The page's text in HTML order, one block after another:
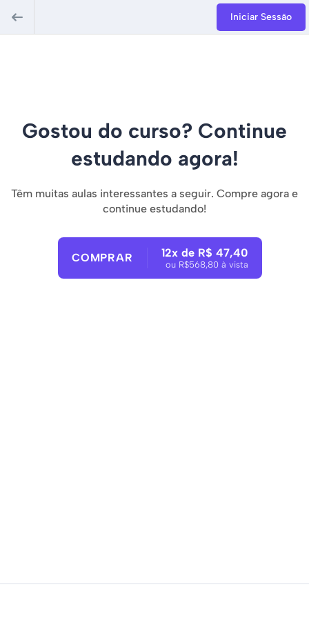
Iniciar Sessão
Gostou do curso? Continue
estudando agora!
Têm muitas aulas interessantes a seguir. Compre agora e
continue estudando!
COMPRAR 12x de R$ 47,40
ou R$568,80 à vista